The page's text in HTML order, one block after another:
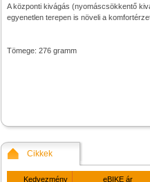
A központi kivágás (nyomáscsökkentő
egyenetlen terepen is növeli a
Tömege: 276 gramm
Cikkek
Kedvezmény eBIKE ár